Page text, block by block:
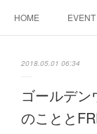
HOME EVENT
2018.05.01 06:34
ゴールデ
のことと